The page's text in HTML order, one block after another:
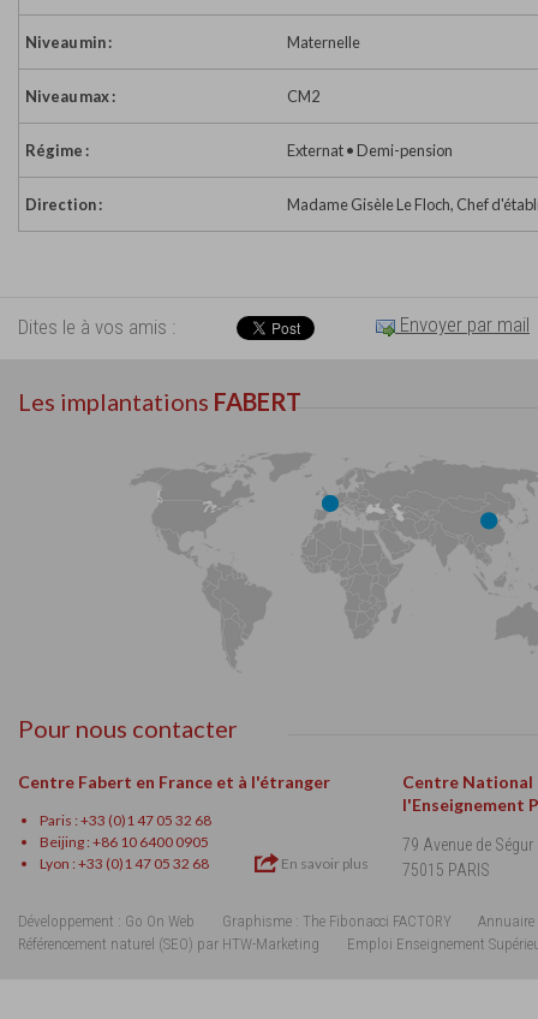
Niveau min : Maternelle
Niveau max : CM2
Régime : Externat • Demi-pension
Direction : Madame Gisèle Le Floch, Chef
Dites le à vos amis : Envoyer par mail
Les implantations FABERT
Pour nous contacter
Centre Fabert en France et à l'étranger
Paris : +33 (0)1 47 05 32 68
Beijing : +86 10 6400 0905
Lyon : +33 (0)1 47 05 32 68
En savoir plus
Centre National
l'Enseignement
79 Avenue de Ségur
75015 PARIS
Développement : Go On Web Graphisme : The Fibonacci FACTORY
Annuaire
Référencement naturel (SEO) par HTW-Marketing
Emploi Enseignement